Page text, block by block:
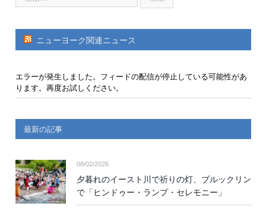
ニューヨーク関連ニュース
エラーが発生しました。フィードの配信が停止している可能性があ
ります。再度お試しください。
最新の記事
08/02/2026
夕暮れのイースト川で祈りの灯、ブルックリン
で「ヒンドゥー・ランプ・セレモニー」